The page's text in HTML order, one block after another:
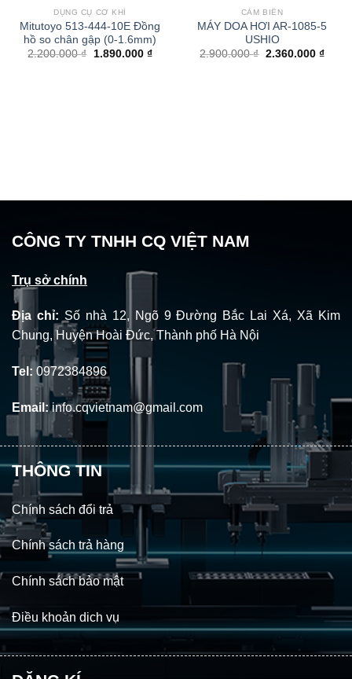
DỤNG CỤ CƠ KHÍ
Mitutoyo 513-444-10E Đồng
hồ so chân gập (0-1.6mm)
2.200.000₫
Giá
1.890.000 ₫Giá
CẢM BIẾN
MÁY DOA HƠI AR-1085-5
USHIO
2.900.000₫ Giá
2.360.000 ₫Giá
CÔNG TY TNHH CQ VIỆT NAM
Trụ sở chính
Địa chỉ: Số nhà 12, Ngõ 9 Đường Bắc Lai Xá, Xã Kim
Chung, Huyện Hoài Đức, Thành phố Hà Nội
Tel: 0972384896
Email:info.cqvietnam@gmail.com
THÔNG TIN
Chính sách đổi trả
Chính sách trả hàng
Chính sách bảo mật
Điều khoản dich vụ